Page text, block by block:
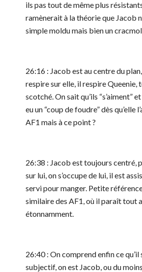
ils pas tout de même plus
ramènerait à la théorie que Jacob
simple moldu mais bien un
26:16 : Jacob est au centre du
respire sur elle, il respire Queenie,
scotché. On sait qu’ils “s’aiment”
eu un “coup de foudre” dès qu’elle
AF1 mais à ce point ?
26:38 : Jacob est toujours centré,
sur lui, on s’occupe de lui, il est
servi pour manger. Petite
similaire des AF1, où il paraît tout
étonnamment.
26:40 : On comprend enfin ce qu’il
subjectif, on est Jacob, ou du